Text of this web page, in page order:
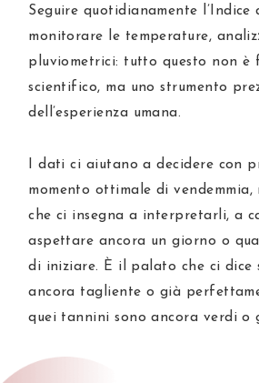
Seguire quotidianamente l’Indice
monitorare le temperature,
pluviometrici: tutto questo non è
scientifico, ma uno strumento
dell’esperienza umana.
I dati ci aiutano a decidere con
momento ottimale di vendemmia,
che ci insegna a interpretarli, a
aspettare ancora un giorno o
di iniziare. È il palato che ci dice
ancora tagliente o già
quei tannini sono ancora verdi o